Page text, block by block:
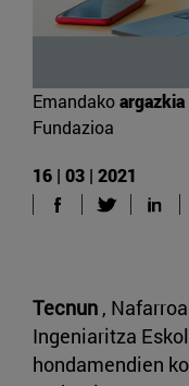
Emandakoargazkia
Fundazioa
16 | 03 | 2021
Tecnun ,
Ingeniaritza
hondamendien